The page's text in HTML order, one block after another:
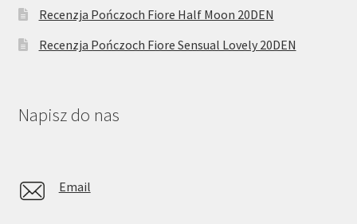
Recenzja Pończoch Fiore Half Moon 20DEN
Recenzja Pończoch Fiore Sensual Lovely 20DEN
Napisz do nas
Email